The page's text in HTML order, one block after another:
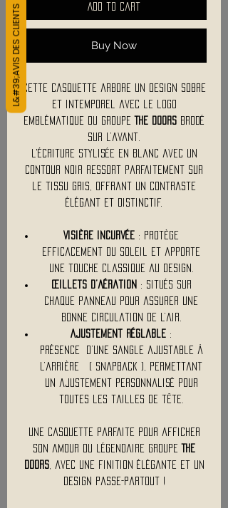
Add to Cart
Buy Now
Cette casquette arbore un design sobre
et intemporel avec le logo
emblématique du groupe
The Doors brodé
sur l’avant.
L'écriture stylisée en blanc avec un
contour noir ressort parfaitement sur
le tissu gris, offrant un contraste
élégant et distinctif.
Visière incurvée : Protège
efficacement du soleil et apporte
une touche classique au design.
Œillets d’aération
: Situés sur
chaque panneau pour assurer une
bonne circulation de l’air.
Ajustement réglable :
Présence d’une sangle ajustable à
l’arrière ( snapback ), permettant
un ajustement personnalisé pour
toutes les tailles de tête.
Une casquette parfaite pour afficher
son amour du légendaire groupe
The
Doors, avec une finition élégante et un
design passe-partout !
L&#39;AVIS DES CLIENTS